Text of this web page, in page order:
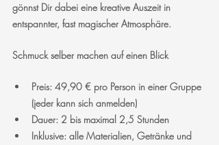
gönnst Dir dabei eine kreative Auszeit in
entspannter, fast magischer Atmosphäre.
Schmuck selber machen auf einen Blick
Preis: 49,90 € pro Person in einer Gruppe
(jeder kann sich anmelden)
Dauer: 2 bis maximal 2,5 Stunden
Inklusive: alle Materialien, Getränke und